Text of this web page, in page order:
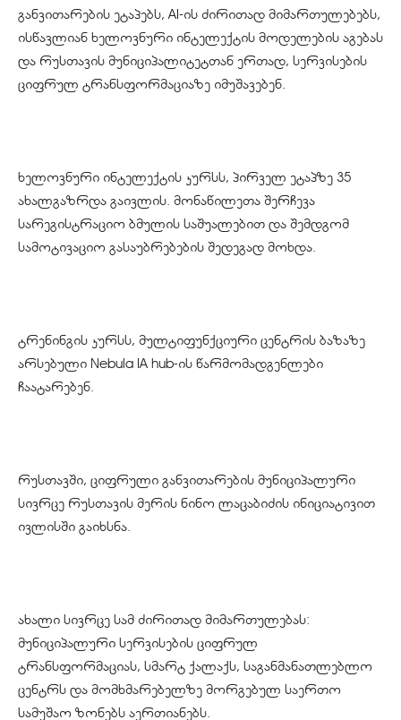
განვითარების ეტაპებს, AI-ის ძირითად მიმართულებებს,
ისწავლიან ხელოვნური ინტელექტის მოდელების აგებას
და რუსთავის მუნიციპალიტეტთან ერთად, სერვისების
ციფრულ ტრანსფორმაციაზე იმუშავებენ.
ხელოვნური ინტელექტის კურსს, პირველ ეტაპზე 35
ახალგაზრდა გაივლის. მონაწილეთა შერჩევა
სარეგისტრაციო ბმულის საშუალებით და შემდგომ
სამოტივაციო გასაუბრებების შედეგად მოხდა.
ტრენინგის კურსს, მულტიფუნქციური ცენტრის ბაზაზე
არსებული Nebula IA hub-ის წარმომადგენლები
ჩაატარებენ.
რუსთავში, ციფრული განვითარების მუნიციპალური
სივრცე რუსთავის მერის ნინო ლაცაბიძის ინიციატივით
ივლისში გაიხსნა.
ახალი სივრცე სამ ძირითად მიმართულებას:
მუნიციპალური სერვისების ციფრულ
ტრანსფორმაციას, სმარტ ქალაქს, საგანმანათლებლო
ცენტრს და მომხმარებელზე მორგებულ საერთო
სამუშაო ზონებს აერთიანებს.